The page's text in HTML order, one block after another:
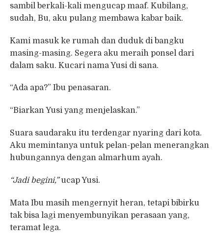
sambil berkali-kali mengucap maaf. Kubilang,
sudah, Bu, aku pulang membawa kabar baik.
Kami masuk ke rumah dan duduk di bangku
masing-masing. Segera aku meraih ponsel dari
dalam saku. Kucari nama Yusi di sana.
“Ada apa?” Ibu penasaran.
“Biarkan Yusi yang menjelaskan.”
Suara saudaraku itu terdengar nyaring dari kota.
Aku memintanya untuk pelan-pelan menerangkan
hubungannya dengan almarhum ayah.
“Jadi begini,”ucap Yusi.
Mata Ibu masih mengernyit heran, tetapi bibirku
tak bisa lagi menyembunyikan perasaan yang,
teramat lega.